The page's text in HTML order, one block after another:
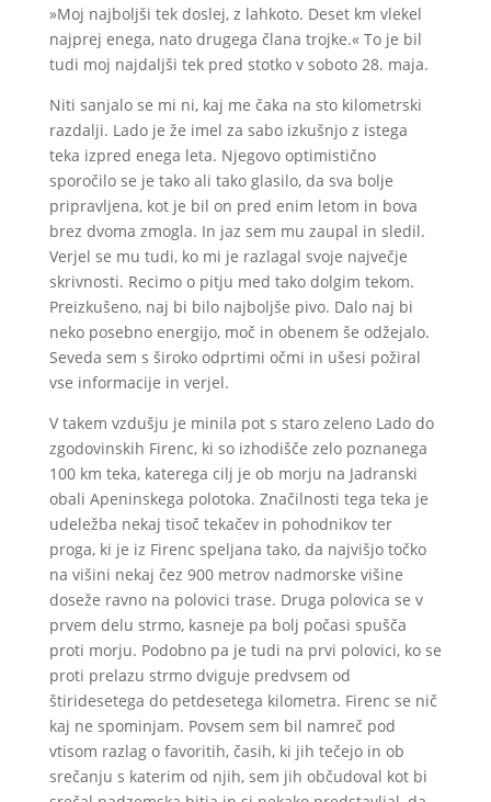
»Moj najboljši tek doslej, z lahkoto. Deset km vlekel
najprej enega, nato drugega člana trojke.« To je bil
tudi moj najdaljši tek pred stotko v soboto 28. maja.
Niti sanjalo se mi ni, kaj me čaka na sto kilometrski
razdalji. Lado je že imel za sabo izkušnjo z istega
teka izpred enega leta. Njegovo optimistično
sporočilo se je tako ali tako glasilo, da sva bolje
pripravljena, kot je bil on pred enim letom in bova
brez dvoma zmogla. In jaz sem mu zaupal in sledil.
Verjel se mu tudi, ko mi je razlagal svoje največje
skrivnosti. Recimo o pitju med tako dolgim tekom.
Preizkušeno, naj bi bilo najboljše pivo. Dalo naj bi
neko posebno energijo, moč in obenem še odžejalo.
Seveda sem s široko odprtimi očmi in ušesi požiral
vse informacije in verjel.
V takem vzdušju je minila pot s staro zeleno Lado do
zgodovinskih Firenc, ki so izhodišče zelo poznanega
100 km teka, katerega cilj je ob morju na Jadranski
obali Apeninskega polotoka. Značilnosti tega teka je
udeležba nekaj tisoč tekačev in pohodnikov ter
proga, ki je iz Firenc speljana tako, da najvišjo točko
na višini nekaj čez 900 metrov nadmorske višine
doseže ravno na polovici trase. Druga polovica se v
prvem delu strmo, kasneje pa bolj počasi spušča
proti morju. Podobno pa je tudi na prvi polovici, ko se
proti prelazu strmo dviguje predvsem od
štiridesetega do petdesetega kilometra. Firenc se nič
kaj ne spominjam. Povsem sem bil namreč pod
vtisom razlag o favoritih, časih, ki jih tečejo in ob
srečanju s katerim od njih, sem jih občudoval kot bi